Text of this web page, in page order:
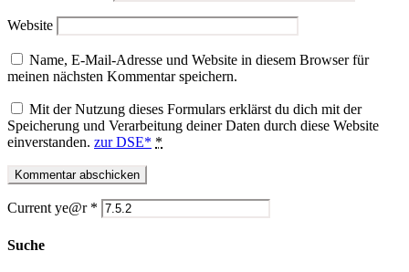
Website
Name, E-Mail-Adresse und Website in diesem Browser für
meinen nächsten Kommentar speichern.
Mit der Nutzung dieses Formulars erklärst du dich mit der
Speicherung und Verarbeitung deiner Daten durch diese Website
einverstanden. zur DSE* *
Current ye@r *
Suche